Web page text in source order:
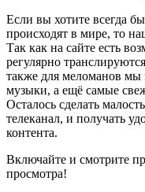
Если вы хотите всегда
происходят в мире, то
Так как на сайте есть
регулярно
также для меломанов
музыки, а ещё самые
Осталось сделать
телеканал, и получать
контента.
Включайте и смотрите
просмотра!